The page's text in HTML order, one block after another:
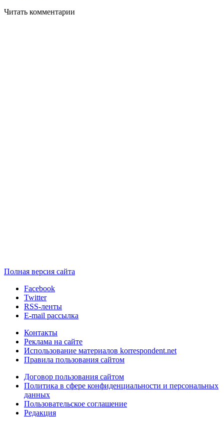
Читать комментарии
Полная версия сайта
Facebook
Twitter
RSS-ленты
E-mail рассылка
Контакты
Реклама на сайте
Использование материалов korrespondent.net
Правила пользования сайтом
Договор пользования сайтом
Политика в сфере конфиденциальности и персональных
данных
Пользовательское соглашение
Редакция